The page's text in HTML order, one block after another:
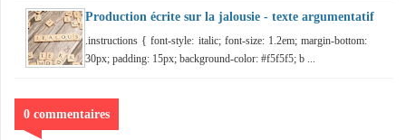
Production écrite sur la jalousie - texte argumentatif
.instructions { font-style: italic; font-size: 1.2em; margin-bottom:
30px; padding: 15px; background-color: #f5f5f5; b ...
0 commentaires